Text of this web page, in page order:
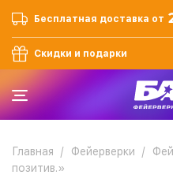
Бесплатная доставка от
Скидки и подарки
Главная Фейерверки
позитив.»